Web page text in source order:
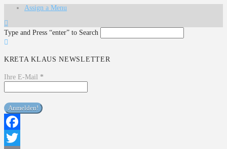
Teilen Assign a Menu
Type and Press “enter” to Search
KRETA KLAUS NEWSLETTER
Ihre E-Mail *
Facebook